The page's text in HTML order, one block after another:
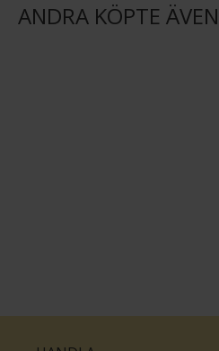
ANDRA KÖPTE ÄVEN